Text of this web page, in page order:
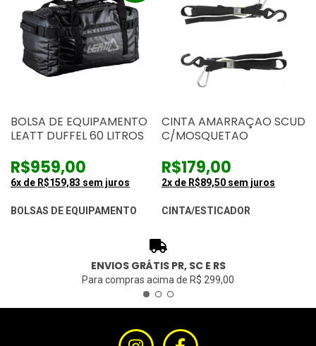
BOLSA DE EQUIPAMENTO
LEATT DUFFEL 60 LITROS
R$959,00
6x de R$159,83 sem juros
BOLSAS DE EQUIPAMENTO
CINTA AMARRAÇAO SCUD
C/MOSQUETAO
R$179,00
2x de R$89,50 sem juros
CINTA/ESTICADOR
ENVIOS GRÁTIS PR, SC E RS
Para compras acima de R$ 299,00